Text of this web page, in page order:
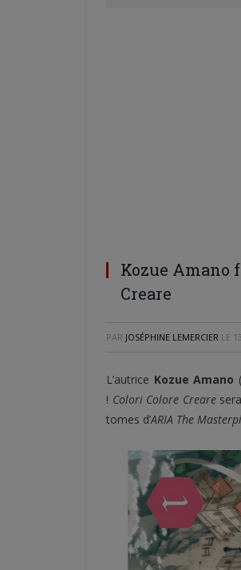
Kozue Amano
Creare
PAR JOSÉPHINE LEMERCIER LE
L’autrice Kozue Amano
! Colori Colore Creare
tomes d’ARIA The